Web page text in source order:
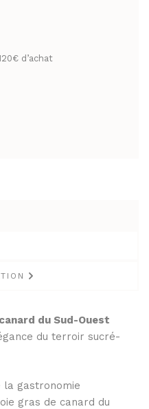
d’achat
du Sud-Ouest
du terroir sucré-
la gastronomie
gras de canard du